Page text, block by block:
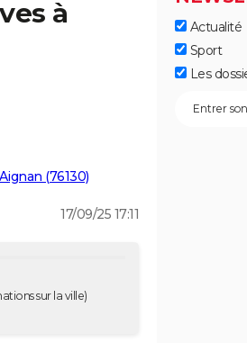
à
(76130)
17/09/25 17:11
sur la ville)
Actualité
Sport
Les